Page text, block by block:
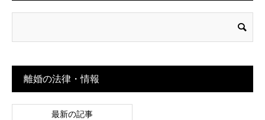
離婚の法律・情報
最新の記事